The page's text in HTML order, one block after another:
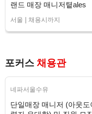
랜드 매장 매니저톁ales
서울 | 채용시까지
포커스 채용관
네파서울수유
단일매장 매니저 (아웃